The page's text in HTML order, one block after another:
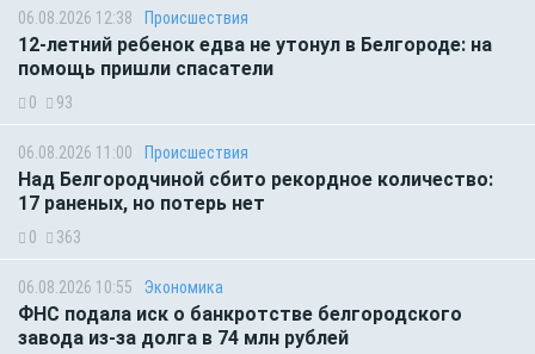
06.08.2026 12:38 Происшествия
12-летний ребенок едва не утонул в Белгороде: на
помощь пришли спасатели
0 93
06.08.2026 11:00 Происшествия
Над Белгородчиной сбито рекордное количество:
17 раненых, но потерь нет
0 363
06.08.2026 10:55 Экономика
ФНС подала иск о банкротстве белгородского
завода из-за долга в 74 млн рублей